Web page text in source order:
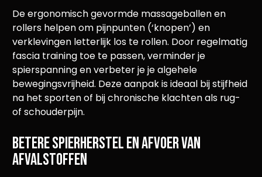
De ergonomisch gevormde massageballen en
rollers helpen om pijnpunten (‘knopen’) en
verklevingen letterlijk los te rollen. Door regelmatig
fascia training toe te passen, verminder je
spierspanning en verbeter je je algehele
bewegingsvrijheid. Deze aanpak is ideaal bij stijfheid
na het sporten of bij chronische klachten als rug-
of schouderpijn.
Betere spierherstel en afvoer van
afvalstoffen